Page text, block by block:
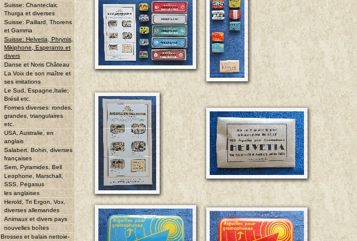
Suisse: Chanteclair,
Thurga et diverses
Suisse: Paillard, Thorens
et Gamma
Suisse: Helvetia, Phrynis,
Mikiphone, Esperanto et
divers
Danse et Noris Château
La Voix de son maître et
ses imitations
Le Sud, Espagne,Italie;
Brésil etc.
Formes diverses: rondes,
grandes, triangulaires
etc.
USA, Australie, en
anglais
Salabert, Bohin, diverses
françaises
Sem, Pyramides, Bell
Leophone, Marschall,
SSS, Pegasus
les anglaises
Herold, Tri Ergon, Vox,
diverses allemandes
Animaux et divers pays
nouvelles boîtes
Brosses et balais nettoie-